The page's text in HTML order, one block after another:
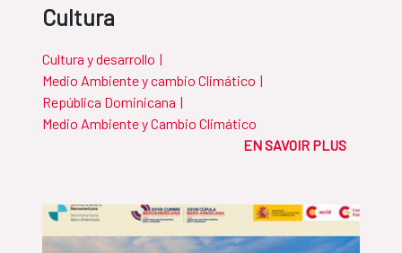
Cultura
Cultura y desarrollo |
Medio Ambiente y cambio Climático |
República Dominicana |
Medio Ambiente y Cambio Climático
EN SAVOIR PLUS